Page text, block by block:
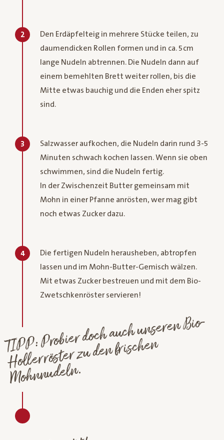
2
Den Erdäpfelteig in mehrere Stücke teilen, zu
daumendicken Rollen formen und in ca. 5cm
lange Nudeln abtrennen. Die Nudeln dann auf
einem bemehlten Brett weiter rollen, bis die
Mitte etwas bauchig und die Enden eher spitz
sind.
3
Salzwasser aufkochen, die Nudeln darin rund 3-5
Minuten schwach kochen lassen. Wenn sie oben
schwimmen, sind die Nudeln fertig.
In der Zwischenzeit Butter gemeinsam mit
Mohn in einer Pfanne anrösten, wer mag gibt
noch etwas Zucker dazu.
4
Die fertigen Nudeln herausheben, abtropfen
lassen und im Mohn-Butter-Gemisch wälzen.
Mit etwas Zucker bestreuen und mit dem Bio-
Zwetschkenröster servieren!
TI
P
P:
Probier doch auch unseren
Bio-
Hollerröster zu den frischen
Mohnnudeln.